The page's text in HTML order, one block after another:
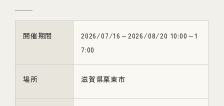
開催期間
2026/07/16～2026/08/20 10:00～1
7:00
場所 滋賀県栗東市